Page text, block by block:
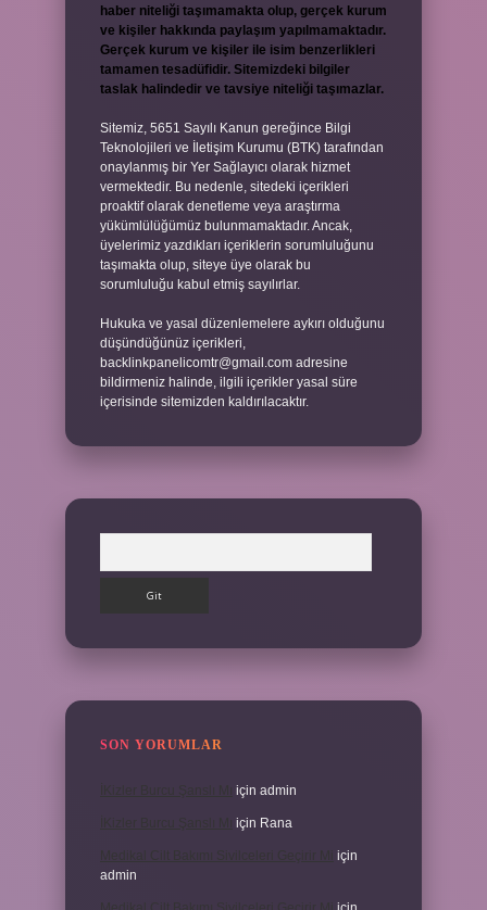
haber niteliği taşımamakta olup, gerçek kurum
ve kişiler hakkında paylaşım yapılmamaktadır.
Gerçek kurum ve kişiler ile isim benzerlikleri
tamamen tesadüfidir. Sitemizdeki bilgiler
taslak halindedir ve tavsiye niteliği taşımazlar.
Sitemiz, 5651 Sayılı Kanun gereğince Bilgi
Teknolojileri ve İletişim Kurumu (BTK) tarafından
onaylanmış bir Yer Sağlayıcı olarak hizmet
vermektedir. Bu nedenle, sitedeki içerikleri
proaktif olarak denetleme veya araştırma
yükümlülüğümüz bulunmamaktadır. Ancak,
üyelerimiz yazdıkları içeriklerin sorumluluğunu
taşımakta olup, siteye üye olarak bu
sorumluluğu kabul etmiş sayılırlar.
Hukuka ve yasal düzenlemelere aykırı olduğunu
düşündüğünüz içerikleri,
backlinkpanelicomtr@gmail.com adresine
bildirmeniz halinde, ilgili içerikler yasal süre
içerisinde sitemizden kaldırılacaktır.
SON YORUMLAR
için admin
için Rana
için
admin